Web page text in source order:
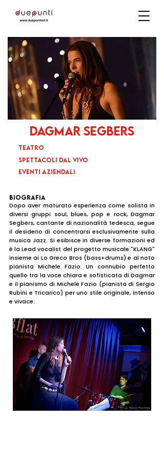
dagmar segbers
TEATRO
sPETTACOLI DAL VIVO
EVENTI AZIENDALI
BIOGRAFIA
Dopo aver maturato esperienza come solista in
diversi gruppi soul, blues, pop e rock, Dagmar
Segbers, cantante di nazionalità tedesca, segue
il desiderio di concentrarsi esclusivamente sulla
musica Jazz. Si esibisce in diverse formazioni ed
è la Lead vocalist del progetto musicale "KLANG"
insieme ai Lo Greco Bros (bass+drums) e al noto
pianista Michele Fazio. Un connubio perfetto
quello tra la voce chiara e sofisticata di Dagmar
e il pianismo di Michele Fazio (pianista di Sergio
Rubini e Tricarico) per uno stile originale, intenso
e vivace.